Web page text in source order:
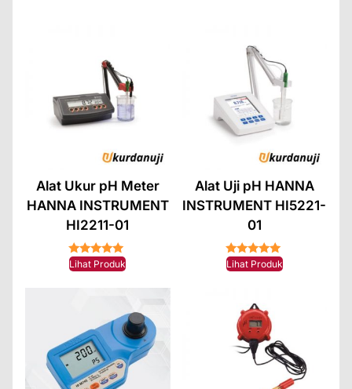
Alat Ukur pH Meter
HANNA INSTRUMENT
HI2211-01
★★★★★
Lihat Produk
Alat Uji pH HANNA
INSTRUMENT HI5221-
01
★★★★★
Lihat Produk